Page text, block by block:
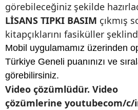
görebileceğiniz şekilde
LİSANS TIPKI BASIM çıkmış
kitapçıklarını fasiküller
Mobil uygulamamız üzerinden
Türkiye Geneli puanınızı ve
görebilirsiniz.
Video çözümlüdür. Video
çözümlerine youtubecom/